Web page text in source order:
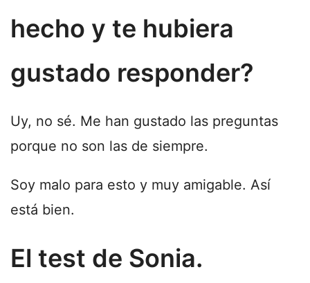
hecho y te hubiera
gustado responder?
Uy, no sé. Me han gustado las preguntas
porque no son las de siempre.
Soy malo para esto y muy amigable. Así
está bien.
El test de Sonia.